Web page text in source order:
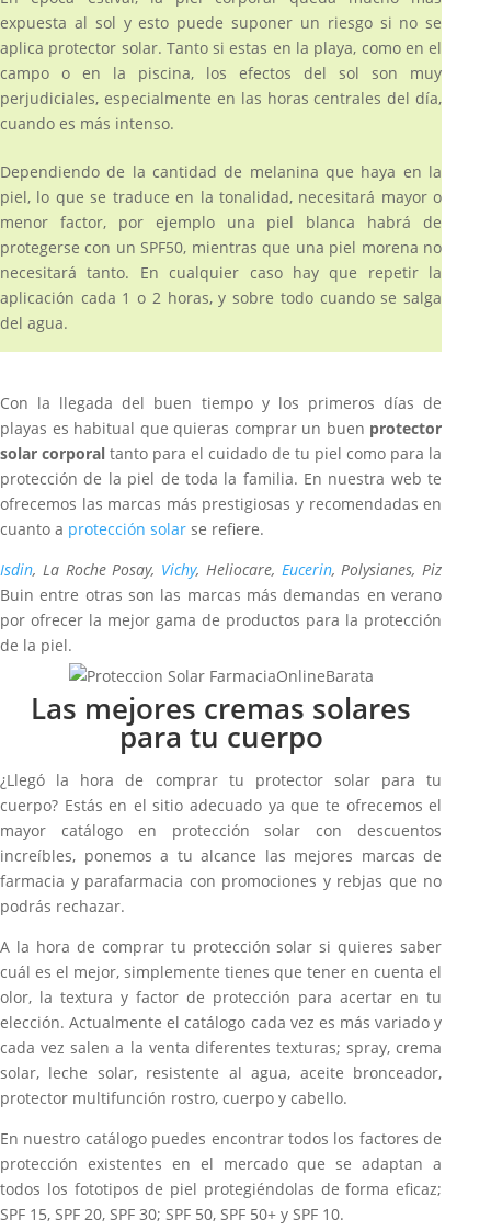
expuesta al sol y esto puede suponer un riesgo si no se
aplica protector solar. Tanto si estas en la playa, como en el
campo o en la piscina, los efectos del sol son muy
perjudiciales, especialmente en las horas centrales del día,
cuando es más intenso.
Dependiendo de la cantidad de melanina que haya en la
piel, lo que se traduce en la tonalidad, necesitará mayor o
menor factor, por ejemplo una piel blanca habrá de
protegerse con un SPF50, mientras que una piel morena no
necesitará tanto. En cualquier caso hay que repetir la
aplicación cada 1 o 2 horas, y sobre todo cuando se salga
del agua.
Con la llegada del buen tiempo y los primeros días de
playas es habitual que quieras comprar un buen protector
solar corporaltanto para el cuidado de tu piel como para la
protección de la piel de toda la familia. En nuestra web te
ofrecemos las marcas más prestigiosas y recomendadas en
cuanto a protección solar se refiere.
Isdin, La Roche Posay, Vichy, Heliocare, Eucerin, Polysianes, Piz
Buin entre otras son las marcas más demandas en verano
por ofrecer la mejor gama de productos para la protección
de la piel.
Las mejores cremas solares
para tu cuerpo
¿Llegó la hora de comprar tu protector solar para tu
cuerpo? Estás en el sitio adecuado ya que te ofrecemos el
mayor catálogo en protección solar con descuentos
increíbles, ponemos a tu alcance las mejores marcas de
farmacia y parafarmacia con promociones y rebjas que no
podrás rechazar.
A la hora de comprar tu protección solar si quieres saber
cuál es el mejor, simplemente tienes que tener en cuenta el
olor, la textura y factor de protección para acertar en tu
elección. Actualmente el catálogo cada vez es más variado y
cada vez salen a la venta diferentes texturas; spray, crema
solar, leche solar, resistente al agua, aceite bronceador,
protector multifunción rostro, cuerpo y cabello.
En nuestro catálogo puedes encontrar todos los factores de
protección existentes en el mercado que se adaptan a
todos los fototipos de piel protegiéndolas de forma eficaz;
SPF 15, SPF 20, SPF 30; SPF 50, SPF 50+ y SPF 10.